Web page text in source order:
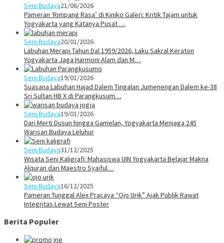
Seni Budaya21/06/2026
Pameran ‘Rimpang Rasa’ di Kiniko Galeri: Kritik Tajam untuk
Yogyakarta yang Katanya Pusat …
Seni Budaya20/01/2026
Labuhan Merapi Tahun Dal 1959/2026, Laku Sakral Keraton
Yogyakarta Jaga Harmoni Alam dan M…
Seni Budaya19/01/2026
Suasana Labuhan Hajad Dalem Tingalan Jumenengan Dalem ke-38
Sri Sultan HB X di Parangkusum…
Seni Budaya19/01/2026
Dari Merti Dusun hingga Gamelan, Yogyakarta Menjaga 245
Warisan Budaya Leluhur
Seni Budaya31/12/2025
Wisata Seni Kaligrafi: Mahasiswa UIN Yogyakarta Belajar Makna
Alquran dari Maestro Syaiful…
Seni Budaya16/12/2025
Pameran Tunggal Alex Pracaya “Ojo Urik” Ajak Publik Rawat
Integritas Lewat Seni Poster
Berita Populer